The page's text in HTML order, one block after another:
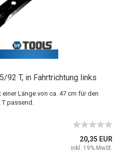
92 T, in Fahrtrichtung links
Länge von ca. 47 cm für den
T passend.
20,35 EUR
inkl. 19% MwSt.